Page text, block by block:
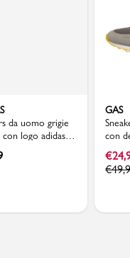
da uomo grigie
logo adidas
00s
GAS
con
€
€